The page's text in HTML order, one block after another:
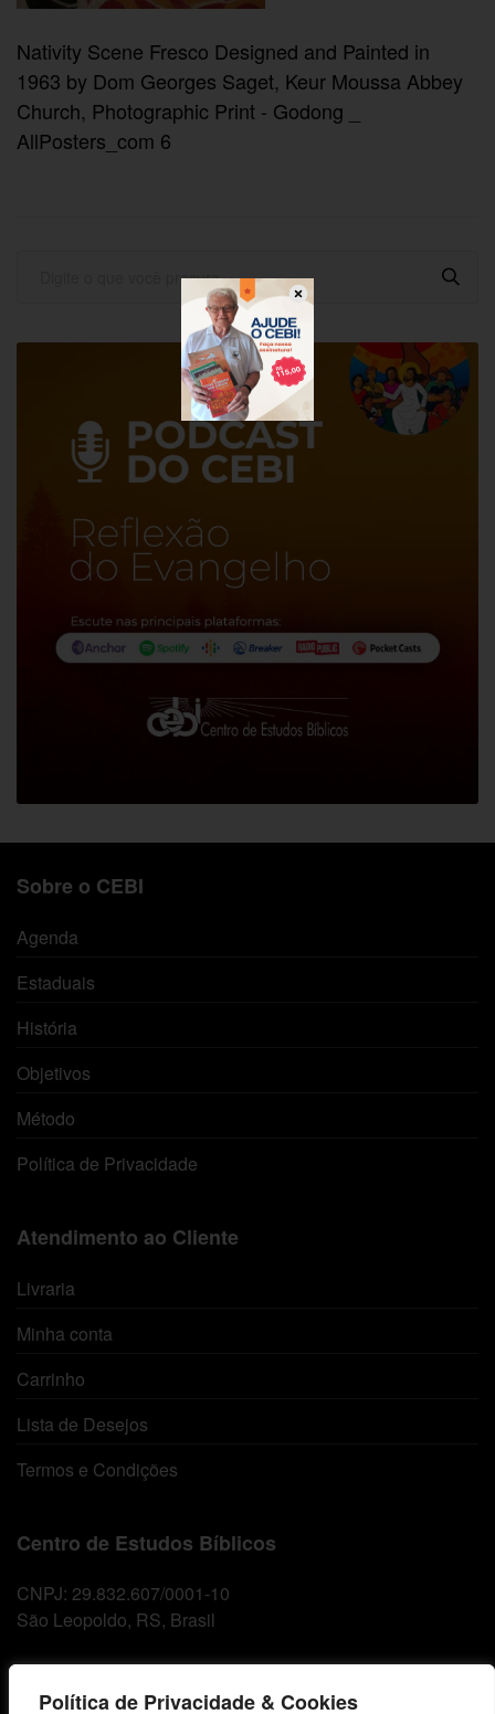
Política de Privacidade & Cookies
Nativity Scene Fresco Designed and Painted in
1963 by Dom Georges Saget, Keur Moussa Abbey
Church, Photographic Print - Godong _
AllPosters_com 6
Sobre o CEBI
Agenda
Estaduais
História
Objetivos
Método
Política de Privacidade
Atendimento ao Cliente
Livraria
Minha conta
Carrinho
Lista de Desejos
Termos e Condições
Centro de Estudos Bíblicos
CNPJ: 29.832.607/0001-10
São Leopoldo, RS, Brasil
Fale Conosco